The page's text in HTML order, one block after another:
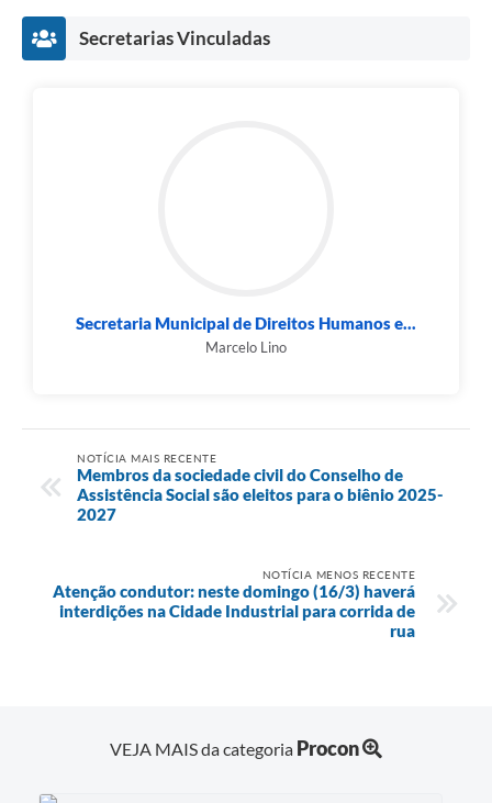
Secretarias Vinculadas
Secretaria Municipal de Direitos Humanos e...
Marcelo Lino
NOTÍCIA MAIS RECENTE
Membros da sociedade civil do Conselho de
Assistência Social são eleitos para o biênio 2025-
2027
NOTÍCIA MENOS RECENTE
Atenção condutor: neste domingo (16/3) haverá
interdições na Cidade Industrial para corrida de
rua
VEJA MAIS da categoria Procon